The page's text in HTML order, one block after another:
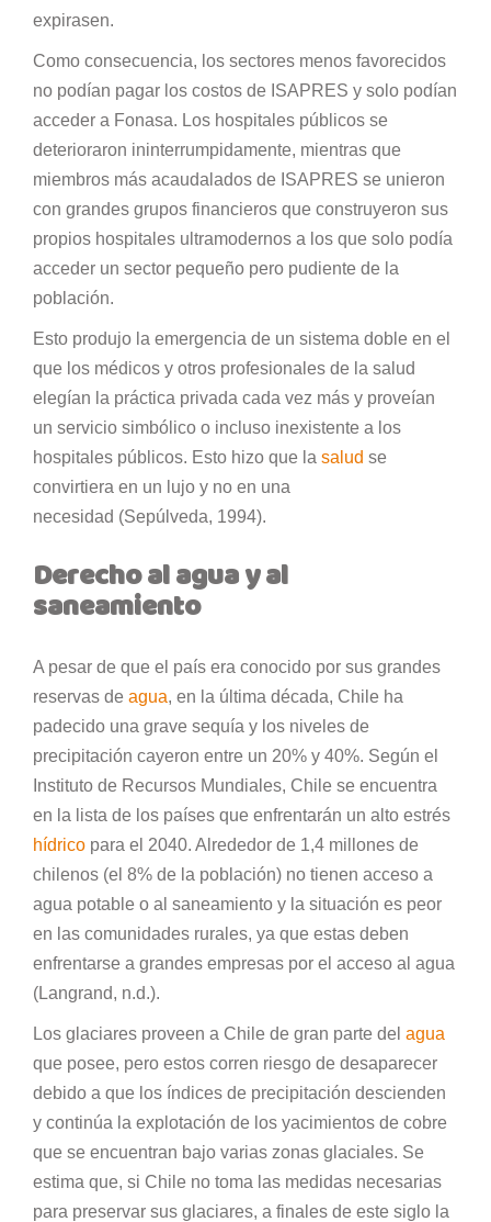
expirasen.
Como consecuencia, los sectores menos favorecidos
no podían pagar los costos de ISAPRES y solo podían
acceder a Fonasa. Los hospitales públicos se
deterioraron ininterrumpidamente, mientras que
miembros más acaudalados de ISAPRES se unieron
con grandes grupos financieros que construyeron sus
propios hospitales ultramodernos a los que solo podía
acceder un sector pequeño pero pudiente de la
población.
Esto produjo la emergencia de un sistema doble en el
que los médicos y otros profesionales de la salud
elegían la práctica privada cada vez más y proveían
un servicio simbólico o incluso inexistente a los
hospitales públicos. Esto hizo que la salud se
convirtiera en un lujo y no en una
necesidad (Sepúlveda, 1994).
Derecho al agua y al
saneamiento
A pesar de que el país era conocido por sus grandes
reservas de agua, en la última década, Chile ha
padecido una grave sequía y los niveles de
precipitación cayeron entre un 20% y 40%. Según el
Instituto de Recursos Mundiales, Chile se encuentra
en la lista de los países que enfrentarán un alto estrés
hídrico para el 2040. Alrededor de 1,4 millones de
chilenos (el 8% de la población) no tienen acceso a
agua potable o al saneamiento y la situación es peor
en las comunidades rurales, ya que estas deben
enfrentarse a grandes empresas por el acceso al agua
(Langrand, n.d.).
Los glaciares proveen a Chile de gran parte del agua
que posee, pero estos corren riesgo de desaparecer
debido a que los índices de precipitación descienden
y continúa la explotación de los yacimientos de cobre
que se encuentran bajo varias zonas glaciales. Se
estima que, si Chile no toma las medidas necesarias
para preservar sus glaciares, a finales de este siglo la